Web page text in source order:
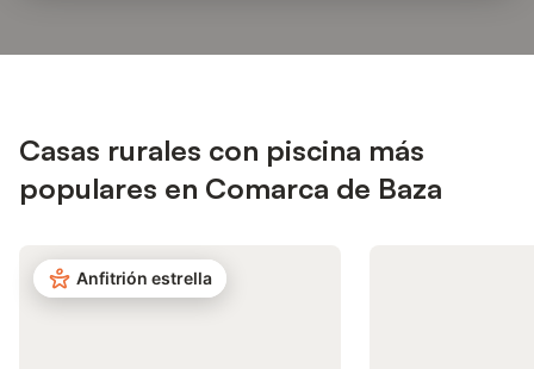
Casas rurales con piscina más
populares en Comarca de Baza
Anfitrión estrella